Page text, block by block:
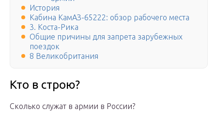
История
Кабина КамАЗ-65222: обзор рабочего места
3. Коста-Рика
Общие причины для запрета зарубежных
поездок
8 Великобритания
Кто в строю?
Сколько служат в армии в России?